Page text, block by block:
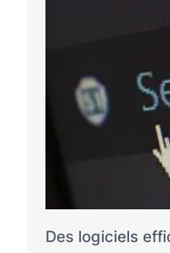
Des logiciels